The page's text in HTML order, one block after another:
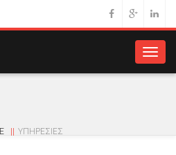
ΥΠΗΡΕΣΙΕΣ